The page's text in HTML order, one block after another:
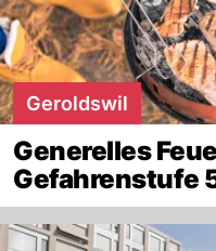
Geroldswil
Generelles
Gefahrenstufe